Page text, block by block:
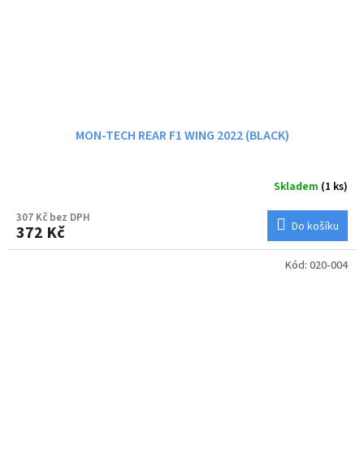
MON-TECH REAR F1 WING 2022 (BLACK)
Skladem (1 ks)
307 Kč bez DPH
372 Kč Do košíku
Kód: 020-004